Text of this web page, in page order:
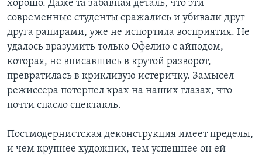
хорошо. Даже та забавная деталь, что эти
современные студенты сражались и убивали друг
друга рапирами, уже не испортила восприятия. Не
удалось вразумить только Офелию с айподом,
которая, не вписавшись в крутой разворот,
превратилась в крикливую истеричку. Замысел
режиссера потерпел крах на наших глазах, что
почти спасло спектакль.
Постмодернистская деконструкция имеет пределы,
и чем крупнее художник, тем успешнее он ей